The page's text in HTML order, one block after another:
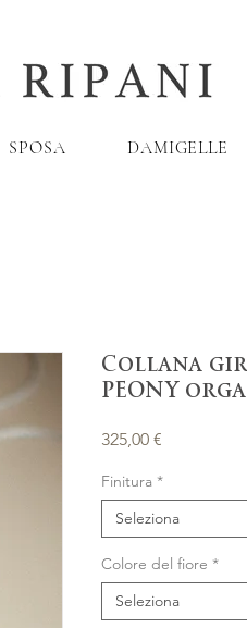
SPOSA DAMIGELLE
Collana
PEONY
325,00 €
Finitura *
Seleziona
Colore del fiore *
Seleziona